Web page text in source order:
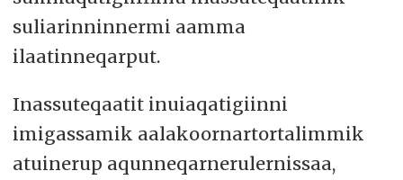
suliarinninnermi aamma
ilaatinneqarput.
Inassuteqaatit inuiaqatigiinni
imigassamik aalakoornartortalimmik
atuinerup aqunneqarnerulernissaa,